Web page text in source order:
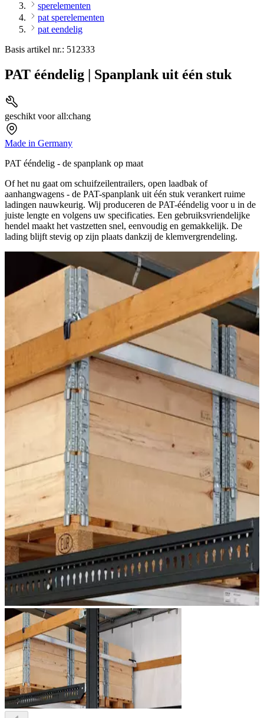
sperelementen
pat sperelementen
pat eendelig
Basis artikel nr.: 512333
PAT ééndelig | Spanplank uit één stuk
geschikt voor all:chang
Made in Germany
PAT ééndelig - de spanplank op maat
Of het nu gaat om schuifzeilentrailers, open laadbak of
aanhangwagens - de PAT-spanplank uit één stuk verankert ruime
ladingen nauwkeurig. Wij produceren de PAT-ééndelig voor u in de
juiste lengte en volgens uw specificaties. Een gebruiksvriendelijke
hendel maakt het vastzetten snel, eenvoudig en gemakkelijk. De
lading blijft stevig op zijn plaats dankzij de klemvergrendeling.